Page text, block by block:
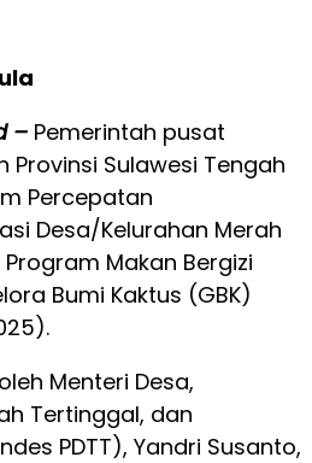
– Pemerintah pusat
Provinsi Sulawesi Tengah
Percepatan
Desa/Kelurahan Merah
Makan Bergizi
Bumi Kaktus (GBK)
Menteri Desa,
Tertinggal, dan
PDTT), Yandri Susanto,